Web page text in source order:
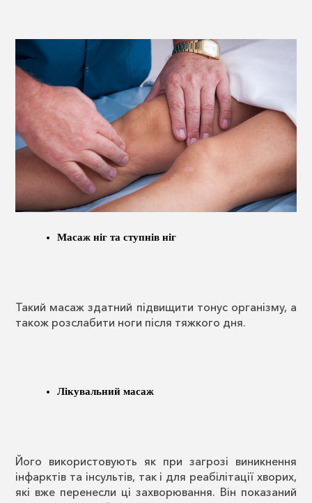
Масаж ніг та ступнів ніг
Такий масаж здатний підвищити тонус організму, а
також розслабити ноги після тяжкого дня.
Лікувальний масаж
Його використовують як при загрозі виникнення
інфарктів та інсультів, так і для реабілітації хворих,
які вже перенесли ці захворювання. Він показаний